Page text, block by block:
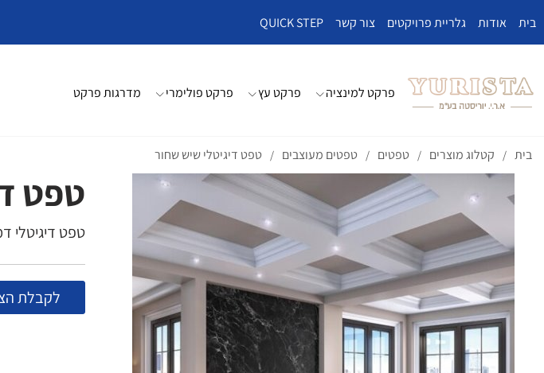
בית אודות גלריית פרויקטים צור קשר QUICK STEP
פרקט למינציה פרקט עץ פרקט פולימרי מדרגות פרקט
בית / קטלוג מוצרים / טפטים / טפטים מעוצבים / טפט דיגיטלי שיש שחור
טפט
טפט דיגיטלי
לקבלת